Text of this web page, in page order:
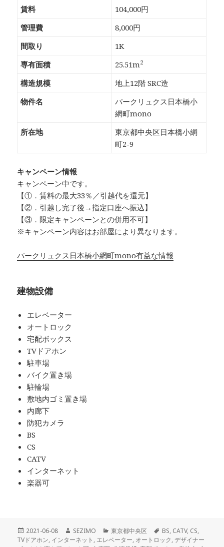
賃料
104,000円
管理費
8,000円
間取り
1K
専有面積
25.51m2
構造規模
地上12階 SRC造
物件名
パークリュクス日本橋小
網町mono
所在地
東京都中央区日本橋小網
町2-9
キャンペーン情報
キャンペーン中です。
【①．賃料の最大33％／引越代を還元】
【②．引越し完了後→指定口座へ振込】
【③．限定キャンペーンとの併用不可】
※キャンペーン内容はお部屋により異なります。
パークリュクス日本橋小網町mono有益な情報
建物設備
エレベーター
オートロック
宅配ボックス
TVドアホン
駐車場
バイク置き場
駐輪場
敷地内ゴミ置き場
内廊下
防犯カメラ
BS
CS
CATV
インターネット
楽器可
投
稿
2021-06-08
作
成
SEZIMO
カ
テ
東京都中央区
タ
グ
BS, CATV, CS,
TVドアホン, インターネット , エレベーター, オートロック,デザイナー